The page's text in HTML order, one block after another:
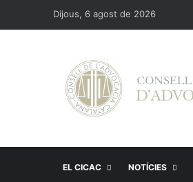
Dijous, 6 agost de 2026
EL CICAC NOTÍCIES